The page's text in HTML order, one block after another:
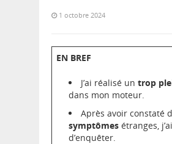
1 octobre 2024
EN BREF
J’ai réalisé un trop
dans mon moteur.
Après avoir constaté
symptômes étranges,
d’enquêter.